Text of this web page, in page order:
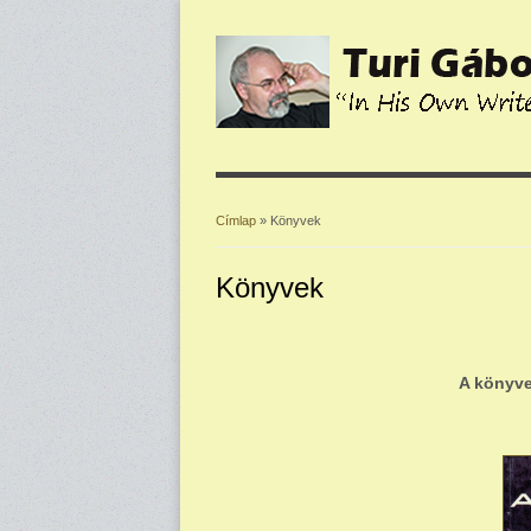
Címlap » Könyvek
Könyvek
A